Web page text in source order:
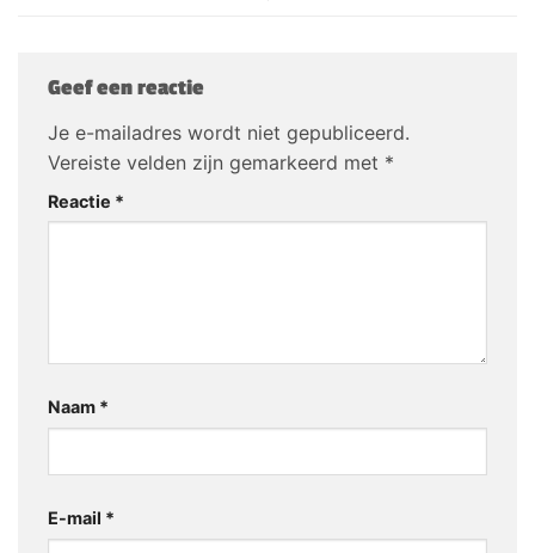
Geef een reactie
Je e-mailadres wordt niet gepubliceerd.
Vereiste velden zijn gemarkeerd met *
Reactie *
Naam *
E-mail *